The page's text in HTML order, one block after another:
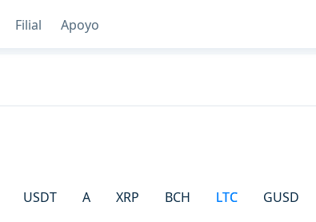
Filial Apoyo
USDT A XRP BCH LTC GUSD